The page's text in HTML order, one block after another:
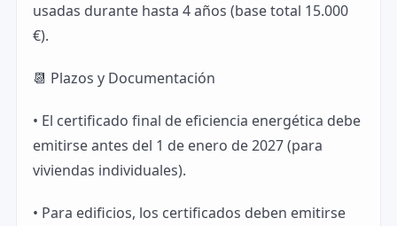
usadas durante hasta 4 años (base total 15.000
€).
📆 Plazos y Documentación
• El certificado final de eficiencia energética debe
emitirse antes del 1 de enero de 2027 (para
viviendas individuales).
• Para edificios, los certificados deben emitirse